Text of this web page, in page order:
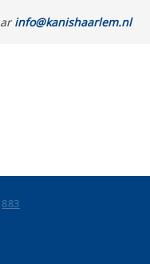
info@kanishaarlem.nl
883